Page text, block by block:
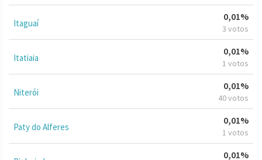
Itaguaí
0,01%
3 votos
Itatiaia
0,01%
1 votos
Niterói
0,01%
40 votos
Paty do Alferes
0,01%
1 votos
0,01%